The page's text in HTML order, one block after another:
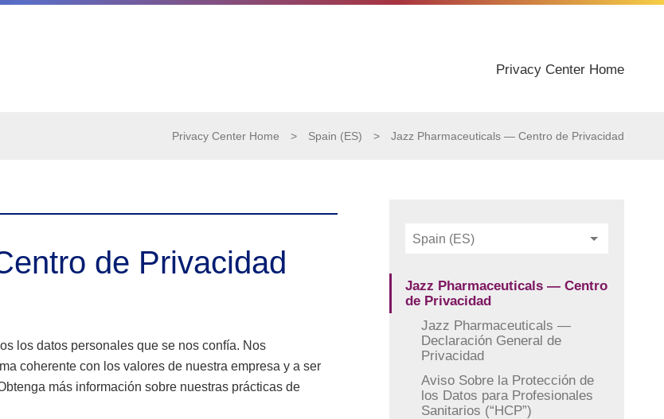
Privacy Center Home
Privacy Center Home > Spain (ES) > Jazz Pharmaceuticals — Centro de Privacidad
Spain (ES)
Jazz Pharmaceuticals — Centro
de Privacidad
Jazz Pharmaceuticals —
Declaración General de
Privacidad
Aviso Sobre la Protección de
los Datos para Profesionales
Sanitarios (“HCP”)
de Privacidad
los datos personales que se nos confía. Nos
coherente con los valores de nuestra empresa y a ser
más información sobre nuestras prácticas de